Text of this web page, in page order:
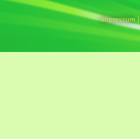
Impressum